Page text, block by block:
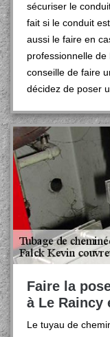
sécuriser le
fait si le conduit
aussi le faire en
professionnelle
conseille de faire
décidez de poser
Faire la
à Le Raincy
Le tuyau de